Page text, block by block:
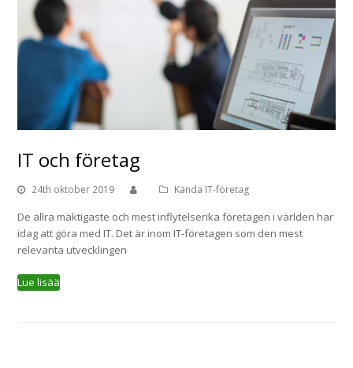
IT och företag
24th oktober 2019 Kända IT-företag
De allra mäktigaste och mest inflytelserika företagen i världen har
idag att göra med IT. Det är inom IT-företagen som den mest
relevanta utvecklingen